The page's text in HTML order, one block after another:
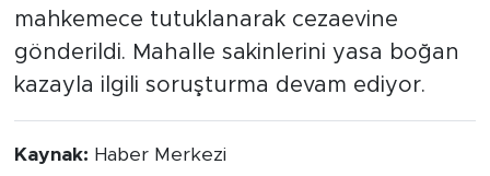
mahkemece tutuklanarak cezaevine
gönderildi. Mahalle sakinlerini yasa boğan
kazayla ilgili soruşturma devam ediyor.
Kaynak: Haber Merkezi